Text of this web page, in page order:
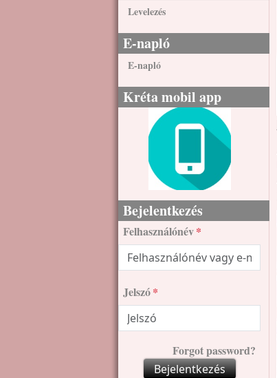
Levelezés
E-napló
E-napló
Kréta mobil app
Bejelentkezés
Felhasználónév
Jelszó
Forgot password?
Bejelentkezés